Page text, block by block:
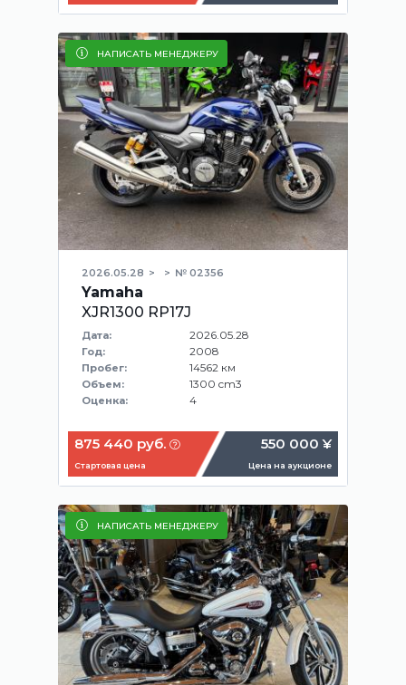
НАПИСАТЬ МЕНЕДЖЕРУ
2026.05.28 № 02356
Yamaha
XJR1300 RP17J
Дата: 2026.05.28
Год: 2008
Пробег: 14562 км
Объем: 1300 cm3
Оценка: 4
875 440 руб.
Стартовая цена
550 000 ¥
Цена на аукционе
НАПИСАТЬ МЕНЕДЖЕРУ